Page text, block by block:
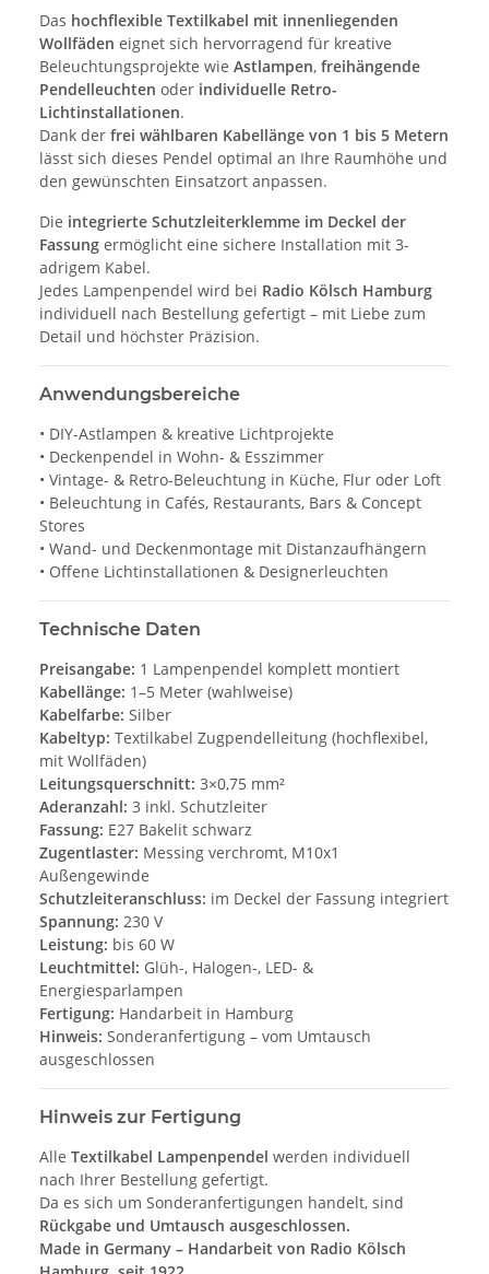
Das hochflexible Textilkabel mit innenliegenden
Wollfäden eignet sich hervorragend für kreative
Beleuchtungsprojekte wie Astlampen, freihängende
Pendelleuchten oder individuelle Retro-
Lichtinstallationen.
Dank der frei wählbaren Kabellänge von 1 bis 5 Metern
lässt sich dieses Pendel optimal an Ihre Raumhöhe und
den gewünschten Einsatzort anpassen.
Die integrierte Schutzleiterklemme im Deckel der
Fassung ermöglicht eine sichere Installation mit 3-
adrigem Kabel.
Jedes Lampenpendel wird bei Radio Kölsch Hamburg
individuell nach Bestellung gefertigt – mit Liebe zum
Detail und höchster Präzision.
Anwendungsbereiche
• DIY-Astlampen & kreative Lichtprojekte
• Deckenpendel in Wohn- & Esszimmer
• Vintage- & Retro-Beleuchtung in Küche, Flur oder Loft
• Beleuchtung in Cafés, Restaurants, Bars & Concept
Stores
• Wand- und Deckenmontage mit Distanzaufhängern
• Offene Lichtinstallationen & Designerleuchten
Technische Daten
Preisangabe: 1 Lampenpendel komplett montiert
Kabellänge: 1–5 Meter (wahlweise)
Kabelfarbe: Silber
Kabeltyp: Textilkabel Zugpendelleitung (hochflexibel,
mit Wollfäden)
Leitungsquerschnitt: 3×0,75 mm²
Aderanzahl: 3 inkl. Schutzleiter
Fassung: E27 Bakelit schwarz
Zugentlaster: Messing verchromt, M10x1
Außengewinde
Schutzleiteranschluss: im Deckel der Fassung integriert
Spannung: 230 V
Leistung: bis 60 W
Leuchtmittel: Glüh-, Halogen-, LED- &
Energiesparlampen
Fertigung: Handarbeit in Hamburg
Hinweis: Sonderanfertigung – vom Umtausch
ausgeschlossen
Hinweis zur Fertigung
Alle Textilkabel Lampenpendel werden individuell
nach Ihrer Bestellung gefertigt.
Da es sich um Sonderanfertigungen handelt, sind
Rückgabe und Umtausch ausgeschlossen.
Made in Germany – Handarbeit von Radio Kölsch